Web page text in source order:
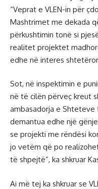
“Veprat e VLEN-in për
Mashtrimet me dekada
përkushtimin tonë si
realitet projektet
edhe në interes
Sot, në inspektimin e
në të cilën përveç kreut
ambasadorja e Shteteve
demantua edhe një
se projekti me rëndësi
jo vetëm që po
të shpejtë”, ka shkruar
Ai më tej ka shkruar se